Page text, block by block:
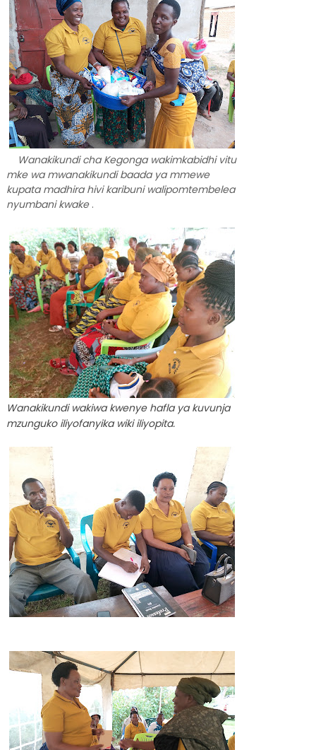
Wanakikundi cha Kegonga wakimkabidhi vitu
mke wa mwanakikundi baada ya mmewe
kupata madhira hivi karibuni walipomtembelea
nyumbani kwake.
Wanakikundi wakiwa kwenye hafla ya kuvunja
mzungukoiliyofanyika wiki iliyopita.